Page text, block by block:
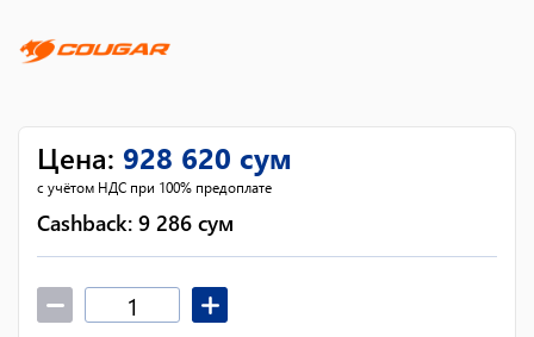
Цена: 928 620 сум
с учётом НДС при 100% предоплате
Cashback: 9 286 сум